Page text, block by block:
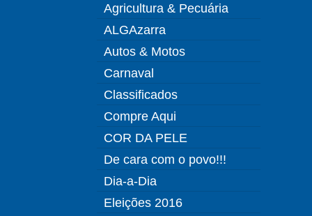
Agricultura & Pecuária
ALGAzarra
Autos & Motos
Carnaval
Classificados
Compre Aqui
COR DA PELE
De cara com o povo!!!
Dia-a-Dia
Eleições 2016